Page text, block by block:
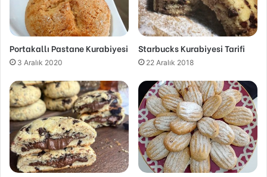
Portakallı Pastane Kurabiyesi
3 Aralık 2020
Starbucks Kurabiyesi Tarifi
22 Aralık 2018